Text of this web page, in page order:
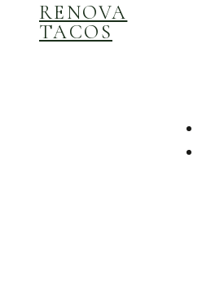
RENOVA
TACOS